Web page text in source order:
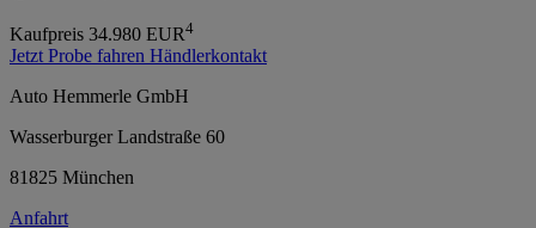
Kaufpreis 34.980 EUR4
Jetzt Probe fahren Händlerkontakt
Auto Hemmerle GmbH
Wasserburger Landstraße 60
81825 München
Anfahrt